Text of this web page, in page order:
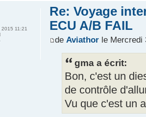
Re: Voyage
ECU A/B FAIL
de Aviathorle Mercredi
gma a écrit:
Bon, c'est un
de contrôle
Vu que c'est un
11:21